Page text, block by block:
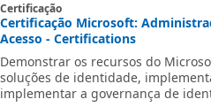
Certificação
Certificação Microsoft:
Acesso - Certifications
Demonstrar os recursos do
soluções de identidade,
implementar a governança de